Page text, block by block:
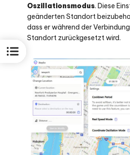
Oszillationsmodus. Diese
geänderten Standort
dass er während der
Standort zurückgesetzt wird.